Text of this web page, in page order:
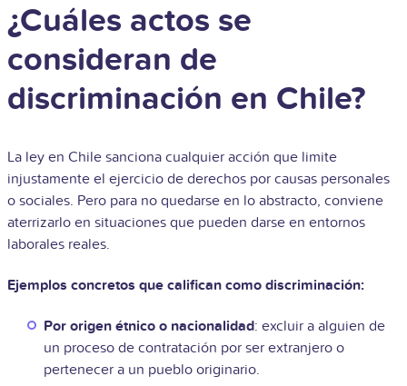
¿Cuáles actos se
consideran de
discriminación en Chile?
La ley en Chile sanciona cualquier acción que limite
injustamente el ejercicio de derechos por causas personales
o sociales. Pero para no quedarse en lo abstracto, conviene
aterrizarlo en situaciones que pueden darse en entornos
laborales reales.
Ejemplos concretos que califican como discriminación:
Por origen étnico o nacionalidad: excluir a alguien de
un proceso de contratación por ser extranjero o
pertenecer a un pueblo originario.